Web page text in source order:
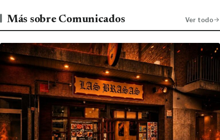
Más sobre Comunicados Ver todo